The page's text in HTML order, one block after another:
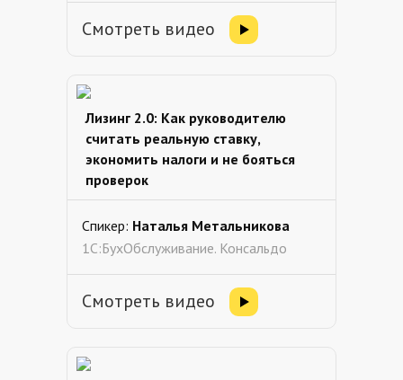
Смотреть видео
Лизинг 2.0: Как руководителю
считать реальную ставку,
экономить налоги и не бояться
проверок
Спикер: Наталья Метальникова
1С:БухОбслуживание. Консальдо
Смотреть видео